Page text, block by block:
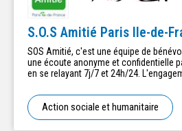
S.O.S Amitié Paris Ile-de-
SOS Amitié, c'est une équipe de
une écoute anonyme et confidentielle
en se relayant 7j/7 et 24h/24.
système de planning très flexible.
Action sociale et humanitaire